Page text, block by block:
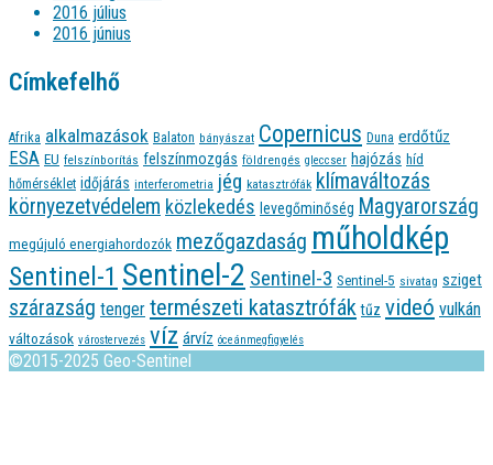
2016 július
2016 június
Címkefelhő
Afrika alkalmazások Balaton bányászat Copernicus Duna erdőtűz
ESA EU felszínborítás felszínmozgás földrengés gleccser hajózás híd
hőmérséklet időjárás interferometria jég katasztrófák klímaváltozás
környezetvédelem közlekedés levegőminőség Magyarország
megújuló energiahordozók mezőgazdaság műholdkép
Sentinel-1 Sentinel-2 Sentinel-3 Sentinel-5 sivatag sziget
szárazság tenger természeti katasztrófák tűz videó vulkán
változások várostervezés víz árvíz óceánmegfigyelés
©2015-2025 Geo-Sentinel